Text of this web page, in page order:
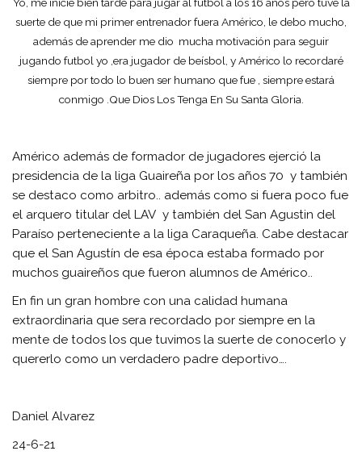
suerte de que mi primer entrenador fuera Américo, le debo mucho,
además de aprender me dio mucha motivación para seguir
jugando futbol yo ,era jugador de beísbol, y Américo lo recordaré
siempre por todo lo buen ser humano que fue , siempre estará
conmigo .Que Dios Los Tenga En Su Santa Gloria.
Américo además de formador de jugadores ejerció la
presidencia de la liga Guaireña por los años 70 y también
se destaco como arbitro.. además como si fuera poco fue
el arquero titular del LAV y también del San Agustin del
Paraíso perteneciente a la liga Caraqueña. Cabe destacar
que el San Agustín de esa época estaba formado por
muchos guaireños que fueron alumnos de Américo..
En fin un gran hombre con una calidad humana
extraordinaria que sera recordado por siempre en la
mente de todos los que tuvimos la suerte de conocerlo y
quererlo como un verdadero padre deportivo….
Daniel Alvarez
24-6-21